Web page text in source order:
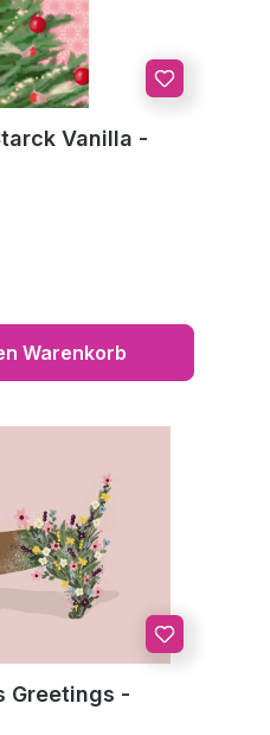
Vanilla -
Warenkorb
Greetings -